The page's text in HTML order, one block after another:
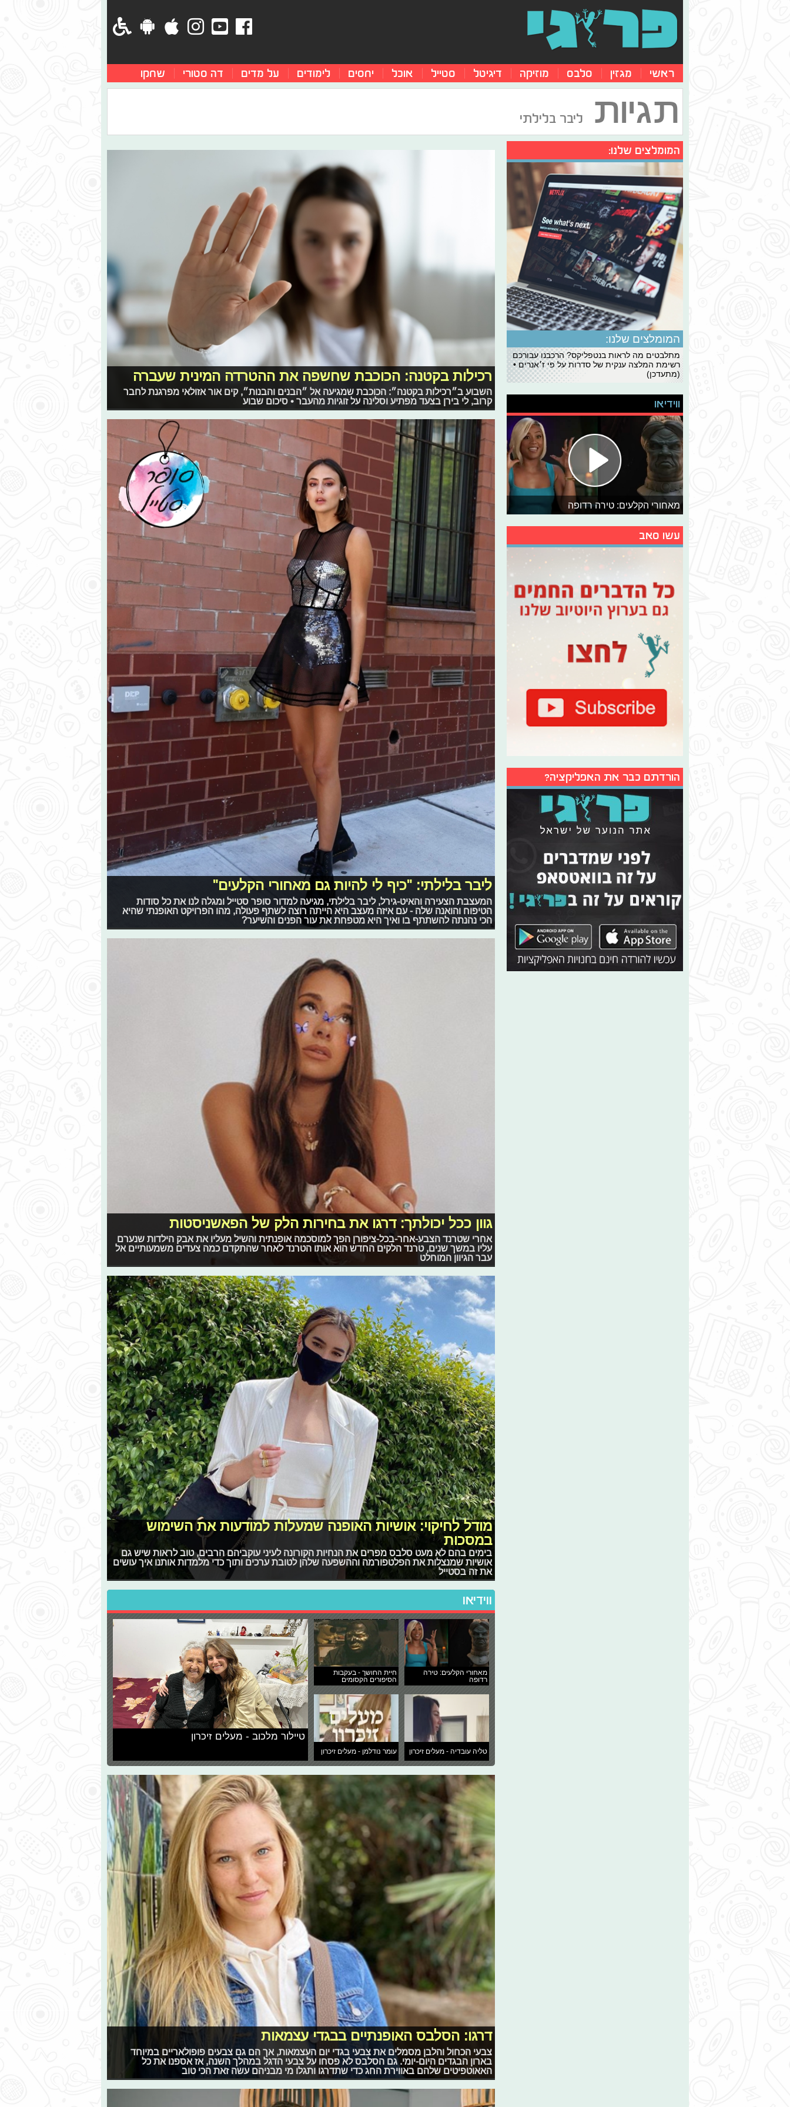
ראשי מגזין סלבס מוזיקה דיגיטל סטייל אוכל יחסים לימודים על מדים דה סטורי שחקו
תגיות ליבר בלילתי
רכילות בקטנה: הכוכבת שחשפה את ההטרדה המינית שעברה
השבוע ב״רכילות בקטנה״: הכוכבת שמגיעה אל ״הבנים והבנות״, קים אור אזולאי מפרגנת לחבר
קרוב, לי בירן בצעד מפתיע וסלינה על זוגיות מהעבר • סיכום שבוע
ליבר בלילתי: "כיף לי להיות גם מאחורי הקלעים"
המעצבת הצעירה והאיט-גירל, ליבר בלילתי, מגיעה למדור סופר סטייל ומגלה לנו את כל סודות
הטיפוח והואנה שלה - עם איזה מעצב היא הייתה רוצה לשתף פעולה, מהו הפרויקט האופנתי שהיא
הכי נהנתה להשתתף בו ואיך היא מטפחת את עור הפנים והשיער?
גוון ככל יכולתך: דרגו את בחירות הלק של הפאשניסטות
אחרי שטרנד הצבע-אחר-בכל-ציפורן הפך למוסכמה אופנתית והשיל מעליו את אבק הילדות שנערם
עליו במשך שנים, טרנד הלקים החדש הוא אותו הטרנד לאחר שהתקדם כמה צעדים משמעותיים אל
עבר הגיוון המוחלט
מודל לחיקוי: אושיות האופנה שמעלות למודעות את השימוש
במסכות
בימים בהם לא מעט סלבס מפרים את הנחיות הקורונה לעיני עוקביהם הרבים, טוב לראות שיש גם
אושיות שמנצלות את הפלטפורמה וההשפעה שלהן לטובת ערכים ותוך כדי מלמדות אותנו איך עושים
את זה בסטייל
ווידיאו
מאחורי הקלעים: טירה
רדופה
חיית החושך - בעקבות
הסיפורים הקסומים
טליה עובדיה - מעלים זיכרון עומר נודלמן - מעלים זיכרון
טיילור מלכוב - מעלים זיכרון
דרגו: הסלבס האופנתיים בבגדי עצמאות
צבעי הכחול והלבן מסמלים את צבעי בגדי יום העצמאות, אך הם גם צבעים פופולאריים במיוחד
בארון הבגדים היום-יומי. גם הסלבס לא פסחו על צבעי הדגל במהלך השנה, אז אספנו את כל
האאוטפיטים שלהם באווירת החג כדי שתדרגו ותגלו מי מבניהם עשה זאת הכי טוב
המומלצים שלנו:
המומלצים שלנו:
מתלבטים מה לראות בנטפליקס? הרכבנו עבורכם
רשימת המלצה ענקית של סדרות על פי ז׳אנרים •
(מתעדכן)
ווידיאו
מאחורי הקלעים: טירה רדופה
עשו סאב
הורדתם כבר את האפליקציה?